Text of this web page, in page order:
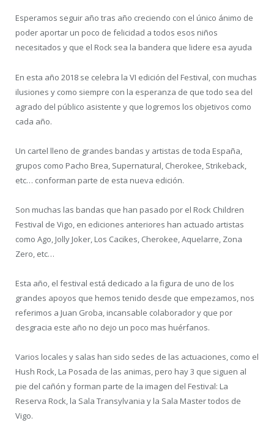
Esperamos seguir año tras año creciendo con el único ánimo de
poder aportar un poco de felicidad a todos esos niños
necesitados y que el Rock sea la bandera que lidere esa ayuda
En esta año 2018 se celebra la VI edición del Festival, con muchas
ilusiones y como siempre con la esperanza de que todo sea del
agrado del público asistente y que logremos los objetivos como
cada año.
Un cartel lleno de grandes bandas y artistas de toda España,
grupos como Pacho Brea, Supernatural, Cherokee, Strikeback,
etc… conforman parte de esta nueva edición.
Son muchas las bandas que han pasado por el Rock Children
Festival de Vigo, en ediciones anteriores han actuado artistas
como Ago, Jolly Joker, Los Cacikes, Cherokee, Aquelarre, Zona
Zero, etc…
Esta año, el festival está dedicado a la figura de uno de los
grandes apoyos que hemos tenido desde que empezamos, nos
referimos a Juan Groba, incansable colaborador y que por
desgracia este año no dejo un poco mas huérfanos.
Varios locales y salas han sido sedes de las actuaciones, como el
Hush Rock, La Posada de las animas, pero hay 3 que siguen al
pie del cañón y forman parte de la imagen del Festival: La
Reserva Rock, la Sala Transylvania y la Sala Master todos de
Vigo.